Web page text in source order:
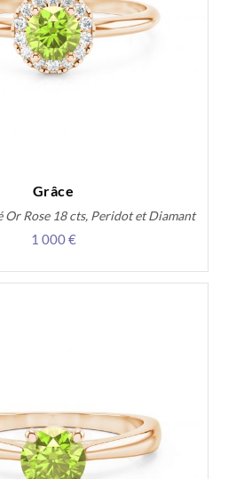
Grâce
Or Rose 18 cts, Peridot et Diamant
1 000 €